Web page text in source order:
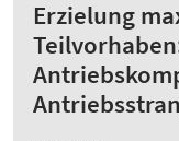
Erzielung